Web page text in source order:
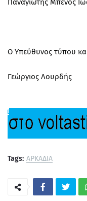
Παναγιώτης Μπένος
Ο Υπεύθυνος τύπου
Γεώργιος Λουρδής
Tags: ΑΡΚΑΔΙΑ